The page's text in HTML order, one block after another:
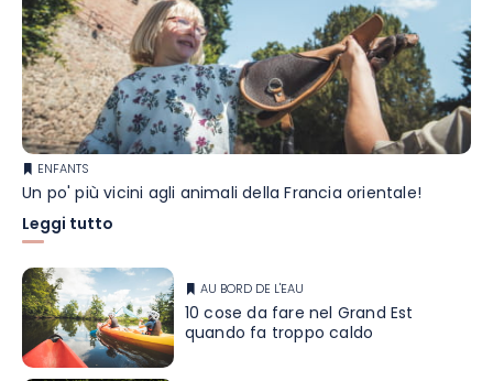
ENFANTS
Un po' più vicini agli animali della Francia orientale!
Leggi tutto
AU BORD DE L'EAU
10 cose da fare nel Grand Est
quando fa troppo caldo